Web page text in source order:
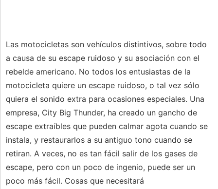
Las motocicletas son vehículos distintivos, sobre todo
a causa de su escape ruidoso y su asociación con el
rebelde americano. No todos los entusiastas de la
motocicleta quiere un escape ruidoso, o tal vez sólo
quiera el sonido extra para ocasiones especiales. Una
empresa, City Big Thunder, ha creado un gancho de
escape extraíbles que pueden calmar agota cuando se
instala, y restaurarlos a su antiguo tono cuando se
retiran. A veces, no es tan fácil salir de los gases de
escape, pero con un poco de ingenio, puede ser un
poco más fácil. Cosas que necesitará